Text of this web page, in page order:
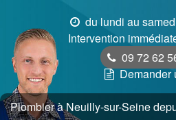
du lundi au
Intervention
09 72 62
Demander
Plombier à Neuilly-sur-Seine